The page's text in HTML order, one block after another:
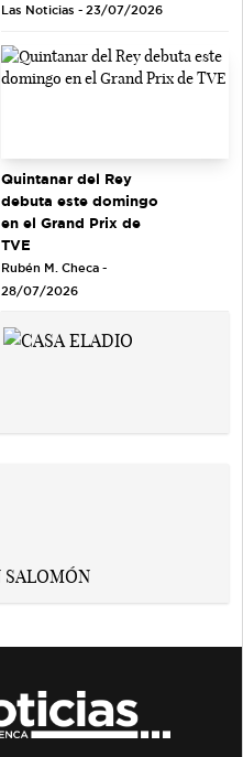
Las Noticias - 23/07/2026
Quintanar del Rey
debuta este domingo
en el Grand Prix de
TVE
Rubén M. Checa -
28/07/2026